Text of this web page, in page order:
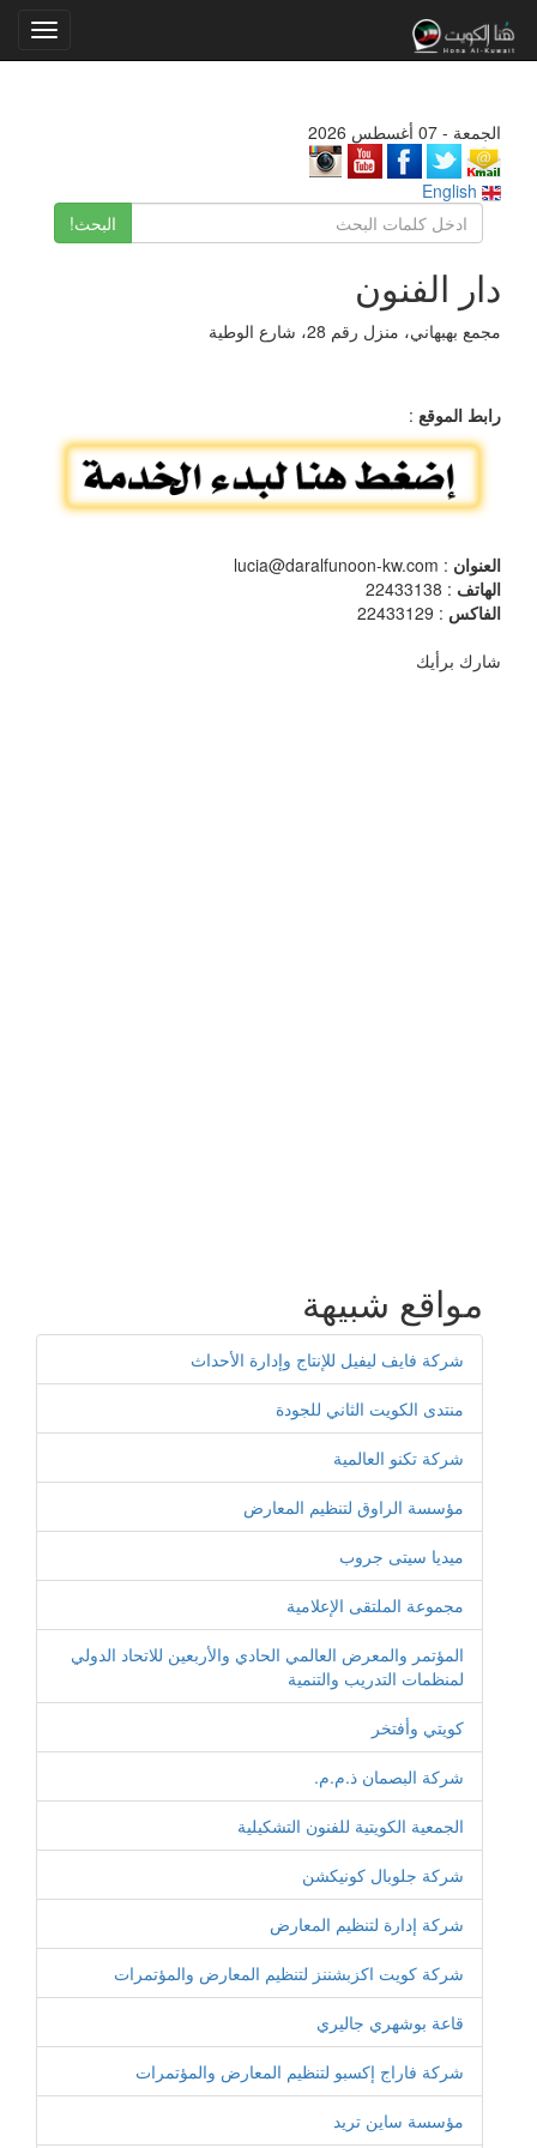
الجمعة - 07 أغسطس 2026
البحث!
دار الفنون
مجمع بهبهاني، منزل رقم 28، شارع الوطية
رابط الموقع :
العنوان : lucia@daralfunoon-kw.com
الهاتف : 22433138
الفاكس : 22433129
شارك برأيك
مواقع شبيهة
شركة فايف ليفيل للإنتاج وإدارة الأحداث
منتدى الكويت الثاني للجودة
شركة تكنو العالمية
مؤسسة الراوق لتنظيم المعارض
ميديا سيتى جروب
مجموعة الملتقى الإعلامية
المؤتمر والمعرض العالمي الحادي والأربعين للاتحاد الدولي
لمنظمات التدريب والتنمية
كويتي وأفتخر
شركة البصمان ذ.م.م.
الجمعية الكويتية للفنون التشكيلية
شركة جلوبال كونيكشن
شركة إدارة لتنظيم المعارض
شركة كويت اكزبشننز لتنظيم المعارض والمؤتمرات
قاعة بوشهري جاليري
شركة فاراج إكسبو لتنظيم المعارض والمؤتمرات
مؤسسة ساين تريد